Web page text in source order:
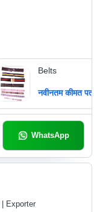
Belts
नवीनतम कीमत
WhatsApp
Exporter